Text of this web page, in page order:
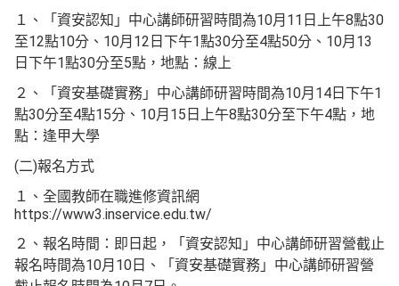
１、「資安認知」中心講師研習時間為10月11日上午8點30
至12點10分、10月12日下午1點30分至4點50分、10月13
日下午1點30分至5點，地點：線上
２、「資安基礎實務」中心講師研習時間為10月14日下午1
點30分至4點15分、10月15日上午8點30分至下午4點，地
點：逢甲大學
(二)報名方式
１、全國教師在職進修資訊網
https://www3.inservice.edu.tw/
２、報名時間：即日起，「資安認知」中心講師研習營截止
報名時間為10月10日、「資安基礎實務」中心講師研習營